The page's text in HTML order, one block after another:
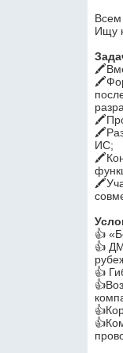
Всем
Ищу
ИС;
👍
👍
👍